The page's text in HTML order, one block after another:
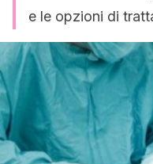
e le opzioni di